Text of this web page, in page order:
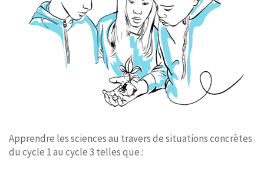
Apprendre les sciences au travers de situations concrètes
du cycle 1 au cycle 3 telles que :